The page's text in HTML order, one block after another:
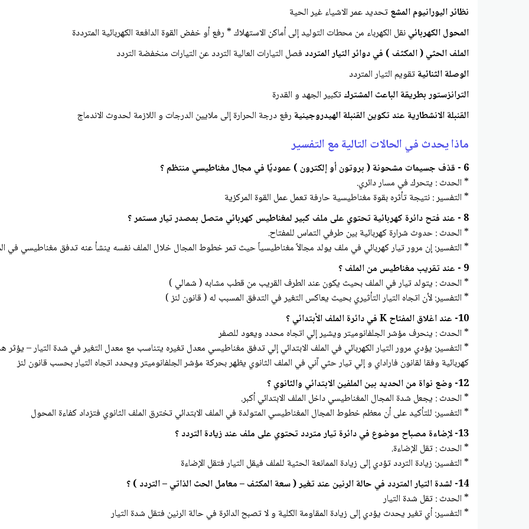
نظائر اليورانيوم المشعتحديد عمر الاشياء غير الحية
المحول الكهربائينقل الكهرباء من محطات التوليد إلى أماكن الاستهلاك * رفع أو خفض القوة الدافعة الكهربائية المترددة
الملف الحثي ( المكثف ) في دوائر التيار المترددفصل التيارات العالية التردد عن التيارات منخفضة التردد
الوصلة الثنائيةتقويم التيار المتردد
الترانزستور بطريقة الباعث المشتركتكبير الجهد و القدرة
القنبلة الانشطارية عند تكوين القنبلة الهيدروجينية رفع درجة الحرارة إلى ملايين الدرجات و اللازمة لحدوث الاندماج
ماذا يحدث في الحالات التالية مع التفسير
6 - قذف جسيمات مشحونة ( بروتون أو إلكترون ) عموديًا في مجال مغناطيسي منتظم ؟
* الحدث : يتحرك في مسار دائري.
* التفسير : نتيجة تأثره بقوة مغناطيسية حارفة تعمل عمل القوة المركزية
8 - عند فتح دائرة كهربائية تحتوي على ملف كبير لمغناطيس كهربائي متصل بمصدر تيار مستمر ؟
* الحدث : حدوث شرارة كهربائية بين طرفي التماس للمفتاح.
* التفسير: إن مرور تيار كهربائي في ملف يولد مجالاً مغناطيسياً حيث تمر خطوط المجال خلال الملف نفسه ينشأ عنه تدفق مغناطيسي في
9 - عند تقريب مغناطيس من الملف ؟
* الحدث : يتولد تيار في الملف بحيث يكون عند الطرف القريب من قطب مشابه ( شمالي )
* التفسير: لأن اتجاه التيار التأثيري بحيث يعاكس التغير في التدفق المسبب له ( قانون لنز )
10- عند اغلاق المفتاح K في دائرة الملف الأبتدائي ؟
* الحدث : ينحرف مؤشر الجلفانوميتر ويشير إلي اتجاه محدد ويعود للصفر
* التفسير: يؤدي مرور التيار الكهربائي في الملف الابتدائي إلي تدفق مغناطيسي معدل تغيره يتناسب مع معدل التغير في شدة التيار – يؤثر
كهربائية وفقا لقانون فاراداي و إلي تيار حثي آني في الملف الثانوي يظهر بحركة مؤشر الجلفانوميتر ويحدد اتجاه التيار بحسب قانون لنز
12- وضع نواة من الحديد بين الملفين الابتدائي والثانوي ؟
* الحدث : يجعل شدة المجال المغناطيسي داخل الملف الابتدائي أكبر.
* التفسير: للتأكيد على أن معظم خطوط المجال المغناطيسي المتولدة في الملف الابتدائي تخترق الملف الثانوي فتزداد كفاءة المحول
13- لإضاءة مصباح موضوع في دائرة تيار متردد تحتوي على ملف عند زيادة التردد ؟
* الحدث : تقل الإضاءة.
* التفسير: زيادة التردد تؤدي إلى زيادة الممانعة الحثية للملف فيقل التيار فتقل الإضاءة
14- لشدة التيار المتردد في حالة الرنين عند تغير ( سعة المكثف – معامل الحث الذاتي – التردد ) ؟
* الحدث : تقل شدة التيار
* التفسير: أي تغير يحدث يؤدي إلى زيادة المقاومة الكلية و لا تصبح الدائرة في حالة الرنين فتقل شدة التيار